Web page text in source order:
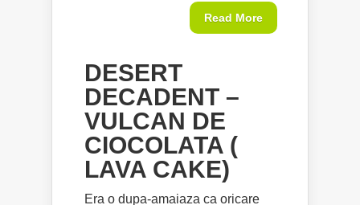
Read More
DESERT
DECADENT –
VULCAN DE
CIOCOLATA (
LAVA CAKE)
Era o dupa-amaiaza ca oricare